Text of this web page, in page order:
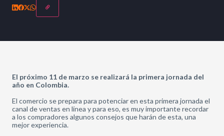
El próximo 11 de marzo se realizará la primera jornada del
año en Colombia.
El comercio se prepara para potenciar en esta primera jornada el
canal de ventas en línea y para eso, es muy importante recordar
a los compradores algunos consejos que harán de esta, una
mejor experiencia.